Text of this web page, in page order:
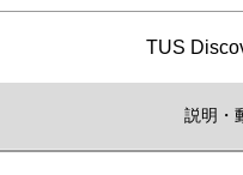
TUS
説明・